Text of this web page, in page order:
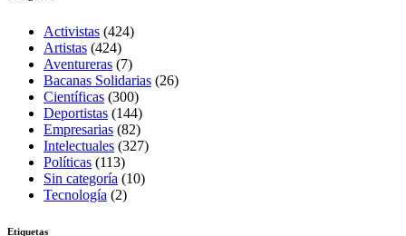
Activistas (424)
Artistas (424)
Aventureras (7)
Bacanas Solidarias (26)
Científicas (300)
Deportistas (144)
Empresarias (82)
Intelectuales (327)
Políticas (113)
Sin categoría (10)
Tecnología (2)
Etiquetas